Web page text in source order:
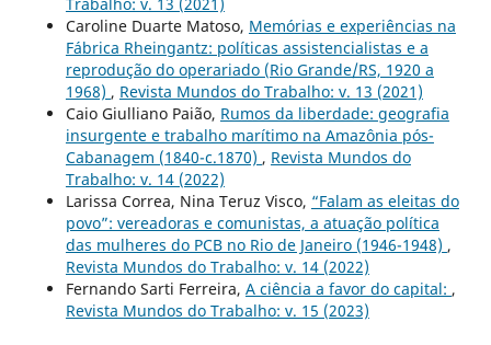
Caroline Duarte Matoso, Memórias e experiências na
Fábrica Rheingantz: políticas assistencialistas e a
reprodução do operariado (Rio Grande/RS, 1920 a
1968) , Revista Mundos do Trabalho: v. 13 (2021)
Caio Giulliano Paião, Rumos da liberdade: geografia
insurgente e trabalho marítimo na Amazônia pós-
Cabanagem (1840-c.1870) , Revista Mundos do
Trabalho: v. 14 (2022)
Larissa Correa, Nina Teruz Visco, “Falam as eleitas do
povo”: vereadoras e comunistas, a atuação política
das mulheres do PCB no Rio de Janeiro (1946-1948) ,
Revista Mundos do Trabalho: v. 14 (2022)
Fernando Sarti Ferreira, A ciência a favor do capital: ,
Revista Mundos do Trabalho: v. 15 (2023)